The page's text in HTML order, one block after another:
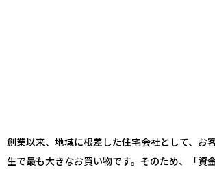
創業以来、地域に根差した住宅会社として、お
生で最も大きなお買い物です。そのため、「